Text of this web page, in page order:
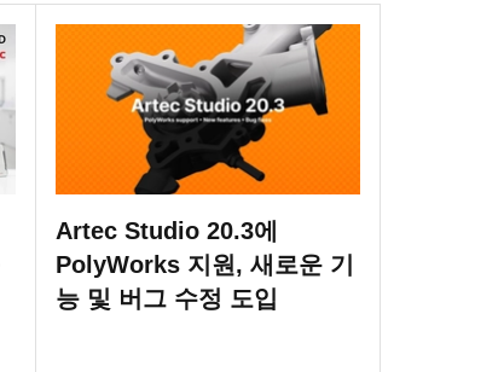
Artec Studio 20.3에
PolyWorks 지원, 새로운 기
능 및 버그 수정 도입